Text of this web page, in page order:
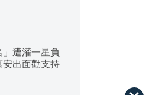
遭灌一星負
出面勸支持